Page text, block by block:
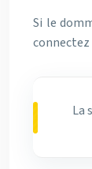
Si le
connectez
La